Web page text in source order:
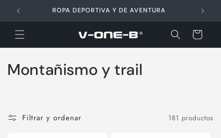
directamente
al contenido
ROPA DEPORTIVA Y DE AVENTURA
Carrito
C
Montañismo y trail
Filtrar y ordenar 181 productos